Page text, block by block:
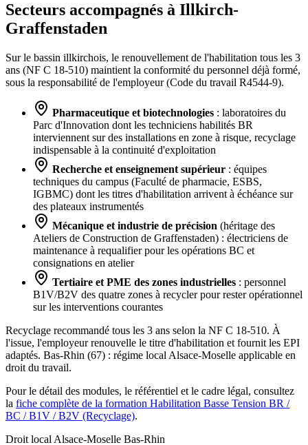
Secteurs accompagnés à Illkirch-
Graffenstaden
Sur le bassin illkirchois, le renouvellement de l'habilitation tous les 3
ans (NF C 18-510) maintient la conformité du personnel déjà formé,
sous la responsabilité de l'employeur (Code du travail R4544-9).
Pharmaceutique et biotechnologies : laboratoires du
Parc d'Innovation dont les techniciens habilités BR
interviennent sur des installations en zone à risque, recyclage
indispensable à la continuité d'exploitation
Recherche et enseignement supérieur : équipes
techniques du campus (Faculté de pharmacie, ESBS,
IGBMC) dont les titres d'habilitation arrivent à échéance sur
des plateaux instrumentés
Mécanique et industrie de précision (héritage des
Ateliers de Construction de Graffenstaden) : électriciens de
maintenance à requalifier pour les opérations BC et
consignations en atelier
Tertiaire et PME des zones industrielles : personnel
B1V/B2V des quatre zones à recycler pour rester opérationnel
sur les interventions courantes
Recyclage recommandé tous les 3 ans selon la NF C 18-510. À
l'issue, l'employeur renouvelle le titre d'habilitation et fournit les EPI
adaptés. Bas-Rhin (67) : régime local Alsace-Moselle applicable en
droit du travail.
Pour le détail des modules, le référentiel et le cadre légal, consultez
la fiche complète de la formation Habilitation Basse Tension BR /
BC / B1V / B2V (Recyclage).
Droit local Alsace-Moselle Bas-Rhin